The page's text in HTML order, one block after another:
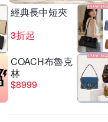
經典長中短夾
3折起
COACH布魯克
林
$8999